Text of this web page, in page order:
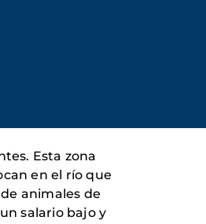
Esta zona
en el río que
animales de
salario bajo y